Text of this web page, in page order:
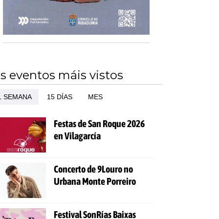
eventos máis vistos
SEMANA 15 DÍAS MES
Festas de San Roque 2026
en Vilagarcía
Concerto de 9Louro no
Urbana Monte Porreiro
Festival SonRías Baixas